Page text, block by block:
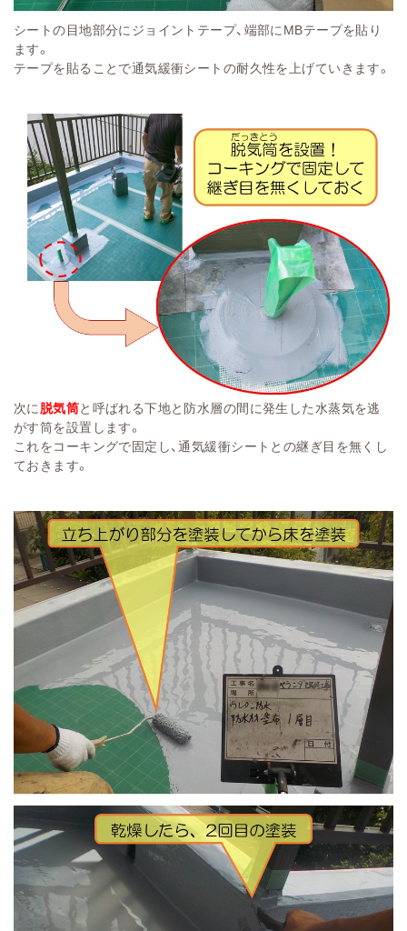
シートの目地部分にジョイントテープ、端部にMBテープを貼り
ます。
テープを貼ることで通気緩衝シートの耐久性を上げていきます。
次に脱気筒と呼ばれる下地と防水層の間に発生した水蒸気を逃
がす筒を設置します。
これをコーキングで固定し、通気緩衝シートとの継ぎ目を無くし
ておきます。